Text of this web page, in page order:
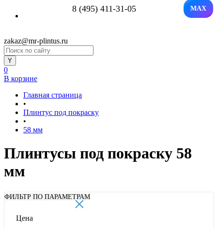
8 (495) 411-31-05 MAX
zakaz@mr-plintus.ru
0
В корзине
Главная страница
•
Плинтус под покраску
•
58 мм
Плинтусы под покраску 58
мм
ФИЛЬТР ПО ПАРАМЕТРАМ
×
Цена